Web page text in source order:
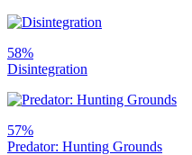
58%
Disintegration
57%
Predator: Hunting Grounds